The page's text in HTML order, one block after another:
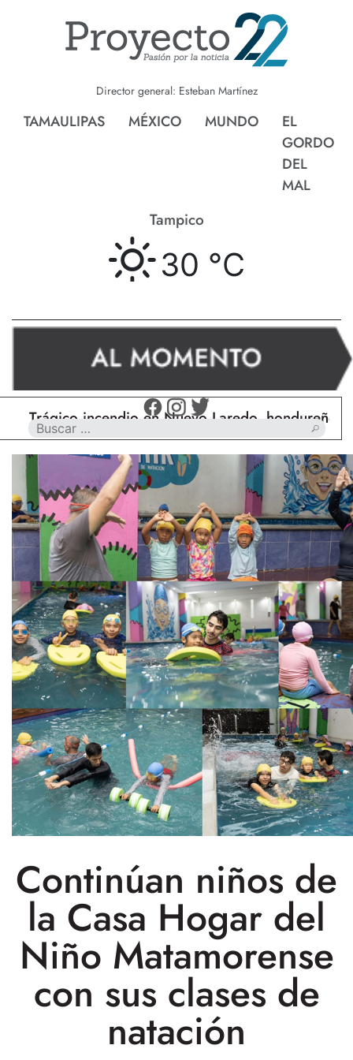
Director general: Esteban Martínez
TAMAULIPAS MÉXICO MUNDO
EL
GORDO
DEL
MAL
Tampico
30 °C
incendio en Nuevo Laredo, hondureño muere
Continúan niños de
la Casa Hogar del
Niño Matamorense
con sus clases de
natación